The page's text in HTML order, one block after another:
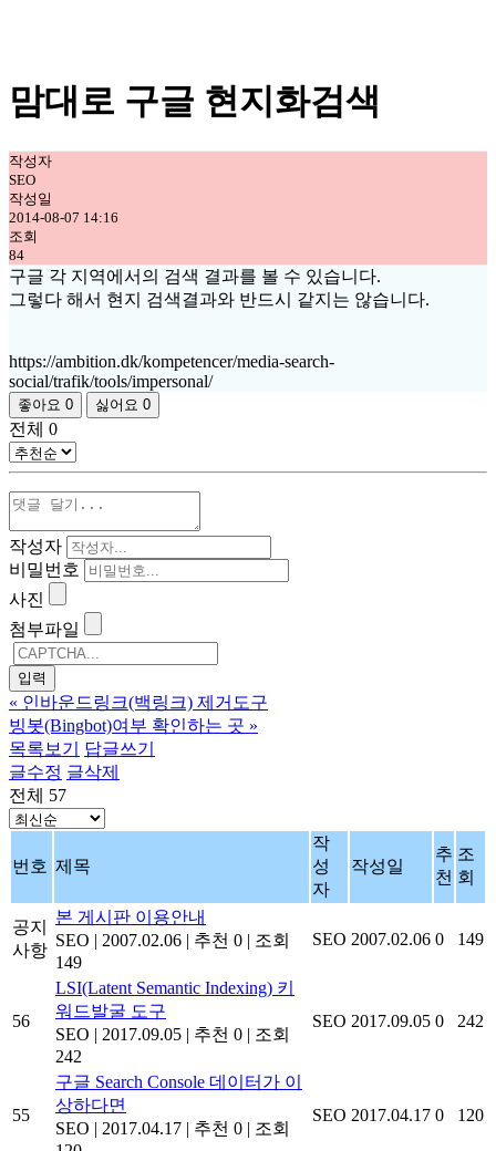
맘대로 구글 현지화검색
작성자
SEO
작성일
2014-08-07 14:16
조회
84
구글 각 지역에서의 검색 결과를 볼 수 있습니다.
그렇다 해서 현지 검색결과와 반드시 같지는 않습니다.
https://ambition.dk/kompetencer/media-search-
social/trafik/tools/impersonal/
좋아요 0 싫어요 0
전체 0
작성자
비밀번호
사진
첨부파일
« 인바운드링크(백링크) 제거도구
빙봇(Bingbot)여부 확인하는 곳 »
목록보기
답글쓰기
글수정 글삭제
전체 57
번호 제목
작
성
자
작성일
추
천
조
회
공지
사항
본 게시판 이용안내
SEO | 2007.02.06 | 추천 0 | 조회
149
SEO 2007.02.06 0 149
56
LSI(Latent Semantic Indexing) 키
워드발굴 도구
SEO | 2017.09.05 | 추천 0 | 조회
242
SEO 2017.09.05 0 242
55
구글 Search Console 데이터가 이
상하다면
SEO | 2017.04.17 | 추천 0 | 조회
SEO 2017.04.17 0 120